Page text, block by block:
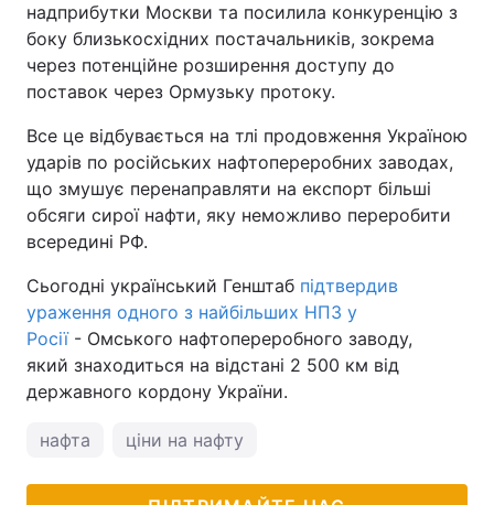
надприбутки Москви та посилила конкуренцію з
боку близькосхідних постачальників, зокрема
через потенційне розширення доступу до
поставок через Ормузьку протоку.
Все це відбувається на тлі продовження Україною
ударів по російських нафтопереробних заводах,
що змушує перенаправляти на експорт більші
обсяги сирої нафти, яку неможливо переробити
всередині РФ.
Сьогодні український Генштаб підтвердив
ураження одного з найбільших НПЗ у
Росії- Омського нафтопереробного заводу,
який знаходиться на відстані 2 500 км від
державного кордону України.
нафта ціни на нафту